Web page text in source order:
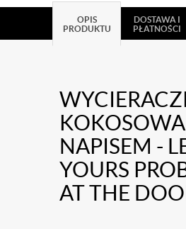
OPIS
PRODUKTU
DOSTAWA I
PŁATNOŚCI
NAPISEM -
YOURS
AT THE